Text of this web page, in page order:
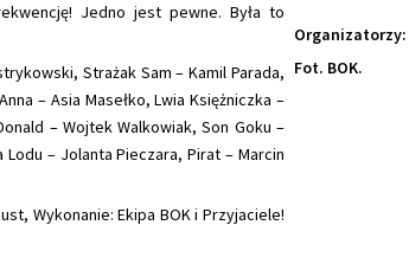
Jedno jest pewne. Była to
Strażak Sam – Kamil Parada,
– Asia Masełko, Lwia Księżniczka –
– Wojtek Walkowiak, Son Goku –
– Jolanta Pieczara, Pirat – Marcin
Wykonanie: Ekipa BOK i Przyjaciele!
Organizatorzy:
Fot. BOK.